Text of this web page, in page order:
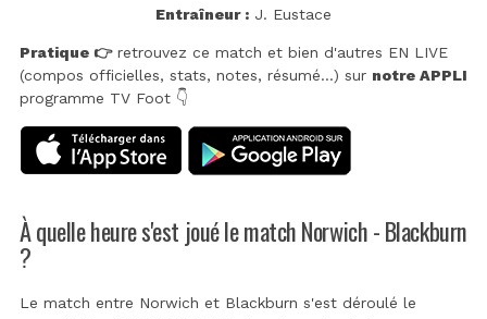
Entraîneur : J. Eustace
Pratique 👉retrouvez ce match et bien d'autres EN LIVE
(compos officielles, stats, notes, résumé...) sur notre APPLI
programme TV Foot 👇
À quelle heure s'est joué le match Norwich - Blackburn
?
Le match entre Norwich et Blackburn s'est déroulé le